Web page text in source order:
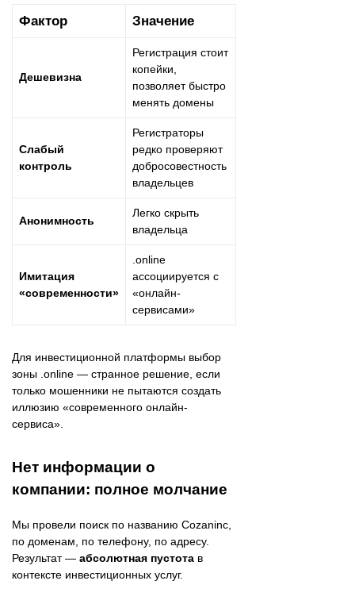
Фактор Значение
Дешевизна
Регистрация стоит
копейки,
позволяет быстро
менять домены
Слабый
контроль
Регистраторы
редко проверяют
добросовестность
владельцев
Анонимность
Легко скрыть
владельца
Имитация
«современности»
.online
ассоциируется с
«онлайн-
сервисами»
Для инвестиционной платформы выбор
зоны .online — странное решение, если
только мошенники не пытаются создать
иллюзию «современного онлайн-
сервиса».
Нет информации о
компании: полное молчание
Мы провели поиск по названию Cozaninc,
по доменам, по телефону, по адресу.
Результат — абсолютная пустота в
контексте инвестиционных услуг.